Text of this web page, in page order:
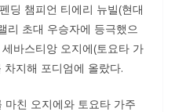
딩 챔피언 티에리 뉴빌(현대
리 초대 우승자에 등극했으
바스티앙 오지에(토요타 가
지해 포디엄에 올랐다.
친 오지에와 토요타 가주